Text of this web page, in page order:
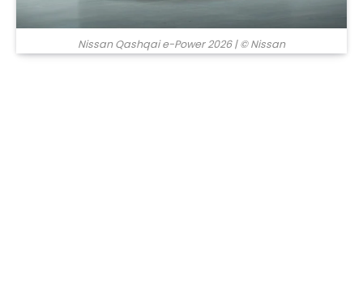
Nissan Qashqai e-Power 2026| © Nissan